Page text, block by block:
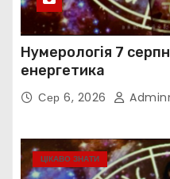
Нумерологія 7
енергетика
Сер 6, 2026
ЦІКАВО ЗНАТИ